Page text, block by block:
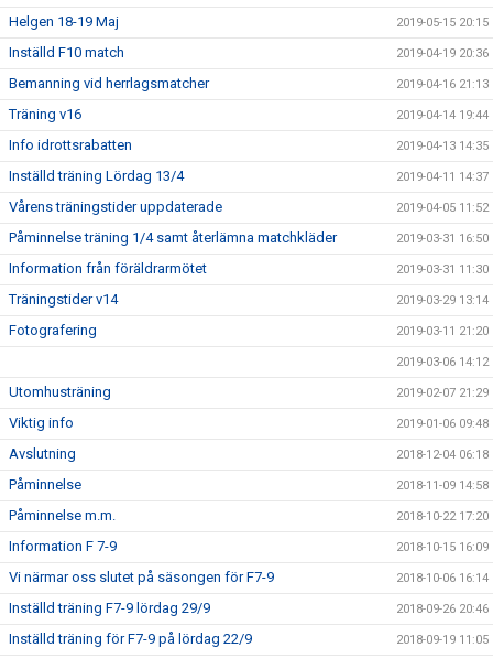
Helgen 18-19 Maj 2019-05-15 20:15
Inställd F10 match 2019-04-19 20:36
Bemanning vid herrlagsmatcher 2019-04-16 21:13
Träning v16 2019-04-14 19:44
Info idrottsrabatten 2019-04-13 14:35
Inställd träning Lördag 13/4 2019-04-11 14:37
Vårens träningstider uppdaterade 2019-04-05 11:52
Påminnelse träning 1/4 samt återlämna matchkläder 2019-03-31 16:50
Information från föräldrarmötet 2019-03-31 11:30
Träningstider v14 2019-03-29 13:14
Fotografering 2019-03-11 21:20
2019-03-06 14:12
Utomhusträning 2019-02-07 21:29
Viktig info 2019-01-06 09:48
Avslutning 2018-12-04 06:18
Påminnelse 2018-11-09 14:58
Påminnelse m.m. 2018-10-22 17:20
Information F 7-9 2018-10-15 16:09
Vi närmar oss slutet på säsongen för F7-9 2018-10-06 16:14
Inställd träning F7-9 lördag 29/9 2018-09-26 20:46
Inställd träning för F7-9 på lördag 22/9 2018-09-19 11:05